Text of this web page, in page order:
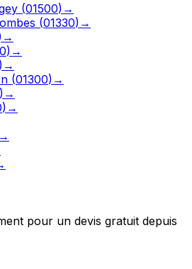
(01500) →
(01330) →
→
) →
) →
(01300) →
) →
) →
→
pour un devis gratuit depuis